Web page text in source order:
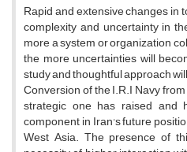
Rapid and extensive changes in
complexity and uncertainty in
more a system or organization
the more uncertainties will
study and thoughtful approach
Conversion of the I.R.I Navy
strategic one has raised and
component in Iran's future
West Asia. The presence of